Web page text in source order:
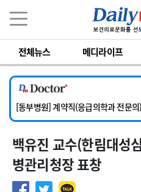
전체뉴스 메디라이프
[서울아산병원] 2026년 하반기 인턴 모
[영남대학교의료원] 마취통증의학과
[충남대학교병원] 소아청소년과(소
[동부병원] 계약직(응급의학과 전문
[이대목동병원] 하반기 전공의(레지
[서울아산병원] 2026년 하반기 인턴
[영남대학교의료원] 마취통증의학과
백유진 교수(한림대성
병관리청장 표창